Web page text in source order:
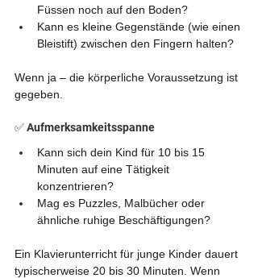
Füssen noch auf den Boden?
Kann es kleine Gegenstände (wie einen
Bleistift) zwischen den Fingern halten?
Wenn ja – die körperliche Voraussetzung ist
gegeben.
✅ Aufmerksamkeitsspanne
Kann sich dein Kind für 10 bis 15
Minuten auf eine Tätigkeit
konzentrieren?
Mag es Puzzles, Malbücher oder
ähnliche ruhige Beschäftigungen?
Ein Klavierunterricht für junge Kinder dauert
typischerweise 20 bis 30 Minuten. Wenn